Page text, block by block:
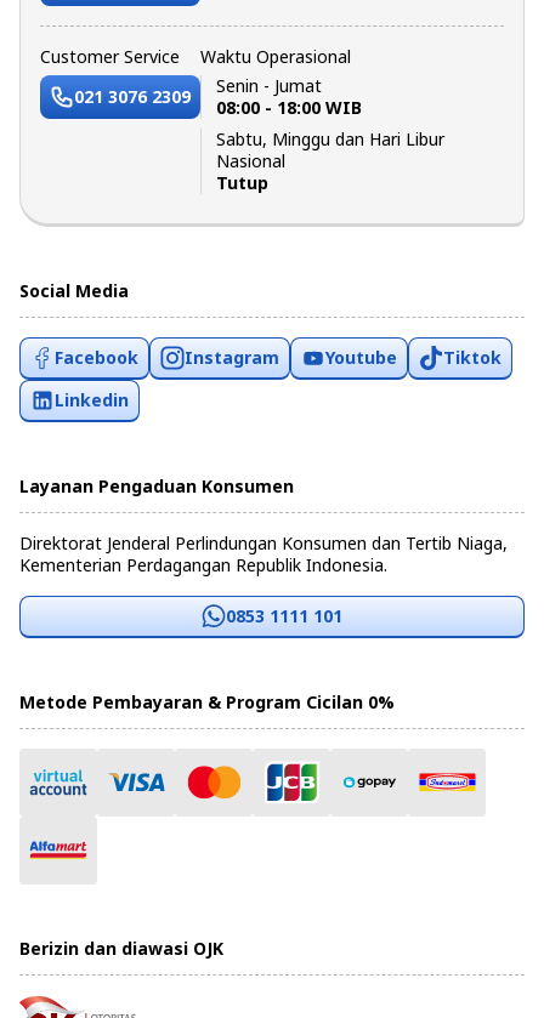
Customer Service
021 3076 2309
Waktu Operasional
Senin - Jumat
08:00 - 18:00 WIB
Sabtu, Minggu dan Hari Libur
Nasional
Tutup
Social Media
Facebook Instagram Youtube
Tiktok
Linkedin
Layanan Pengaduan Konsumen
Direktorat Jenderal Perlindungan Konsumen dan Tertib Niaga,
Kementerian Perdagangan Republik Indonesia.
0853 1111 101
Metode Pembayaran & Program Cicilan 0%
Berizin dan diawasi OJK